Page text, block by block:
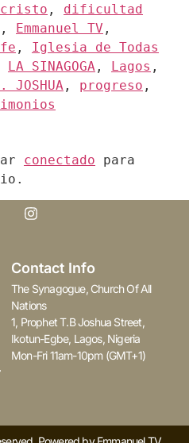
cristo , dificultad
, Emmanuel TV ,
fe , Iglesia de Todas
LA SINAGOGA , Lagos ,
JOSHUA , progreso ,
conectado para
Contact Info
The Synagogue, Church Of All
Nations
1, Prophet T.B Joshua Street,
Ikotun-Egbe, Lagos, Nigeria
Mon-Fri 11am-10pm (GMT+1)